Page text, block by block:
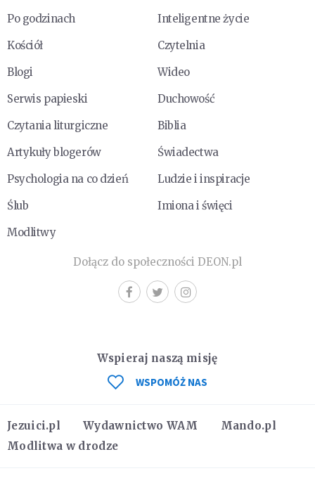
Po godzinach
Inteligentne życie
Kościół
Czytelnia
Blogi
Wideo
Serwis papieski
Duchowość
Czytania liturgiczne
Biblia
Artykuły blogerów
Świadectwa
Psychologia na co dzień
Ludzie i inspiracje
Ślub
Imiona i święci
Modlitwy
Dołącz do społeczności DEON.pl
Jezuici.pl Wydawnictwo WAM
Mando.pl
Modlitwa w drodze
Wspieraj naszą misję
WSPOMÓŻ NAS